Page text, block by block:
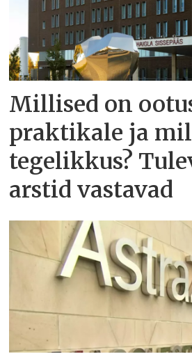
Millised on
praktikale ja
tegelikkus?
arstid vastavad